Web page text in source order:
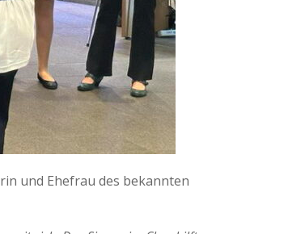
und Ehefrau des bekannten